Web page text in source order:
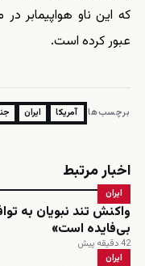
که این ناو هواپیمابر
عبور کرده است.
برچسب‌ها: آمریکا ایران
اخبار مرتبط
ایران
واکنش تند نبویان به
بی‌فایده است»
42 دقیقه پیش
ایران